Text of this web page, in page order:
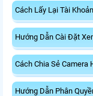
Cách Lấy Lại Tài
Hướng Dẫn Cài Đặt
Cách Chia Sẻ
Hướng Dẫn Phân